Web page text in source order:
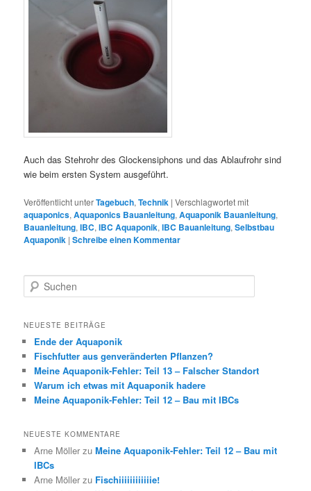
Auch das Stehrohr des Glockensiphons und das Ablaufrohr sind
wie beim ersten System ausgeführt.
Veröffentlicht unterTagebuch,Technik |Verschlagwortet mit
aquaponics,Aquaponics Bauanleitung,Aquaponik Bauanleitung,
Bauanleitung,IBC,IBC Aquaponik,IBC Bauanleitung,Selbstbau
Aquaponik |Schreibe einen Kommentar
u
h
NEUESTE BEITRÄGE
Ende der Aquaponik
Fischfutter aus genveränderten Pflanzen?
Meine Aquaponik-Fehler: Teil 13 – Falscher Standort
Warum ich etwas mit Aquaponik hadere
Meine Aquaponik-Fehler: Teil 12 – Bau mit IBCs
NEUESTE KOMMENTARE
Arne Möller zuMeine Aquaponik-Fehler: Teil 12 – Bau mit
IBCs
Arne Möller zu Fischiiiiiiiiiiiie!